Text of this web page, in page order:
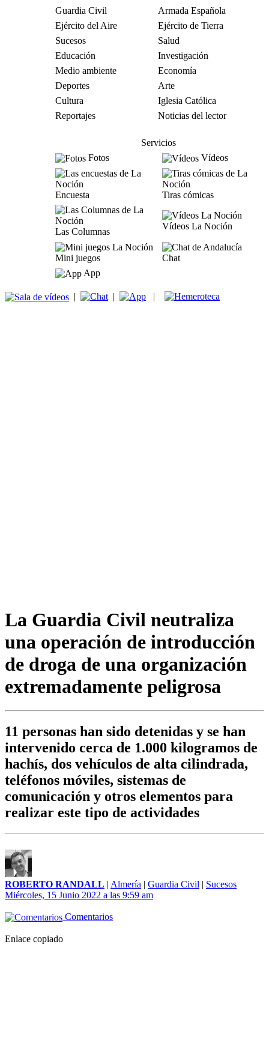
Guardia Civil
Armada Española
Ejército del Aire
Ejército de Tierra
Sucesos
Salud
Educación
Investigación
Medio ambiente
Economía
Deportes
Arte
Cultura
Iglesia Católica
Reportajes
Noticias del lector
Servicios
Fotos
Vídeos
Encuesta Tiras cómicas
Las Columnas
Vídeos La Noción
Mini juegos
Chat
App
| | |
La Guardia Civil neutraliza
una operación de introducción
de droga de una organización
extremadamente peligrosa
11 personas han sido detenidas y se han
intervenido cerca de 1.000 kilogramos de
hachís, dos vehículos de alta cilindrada,
teléfonos móviles, sistemas de
comunicación y otros elementos para
realizar este tipo de actividades
ROBERTO RANDALL | Almería | Guardia Civil | Sucesos
Miércoles, 15 Junio 2022 a las 9:59 am
Comentarios
Enlace copiado